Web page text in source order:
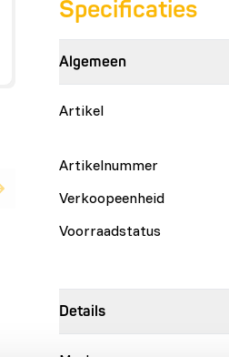
Specificaties
Algemeen
Artikel
Artikelnummer
Verkoopeenheid
Voorraadstatus
Details